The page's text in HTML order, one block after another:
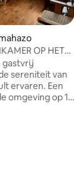
OP HET
gastvrij
sereniteit van
ervaren. Een
omgeving op 10